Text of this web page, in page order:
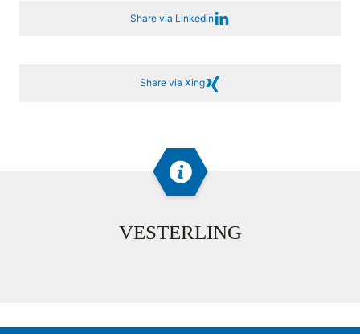
Share via Linkedin
Share via Xing
VESTERLING